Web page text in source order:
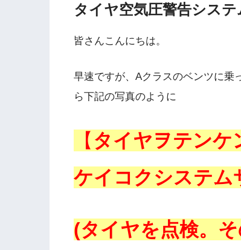
タイヤ空気圧警告システ
皆さんこんにちは。
早速ですが、Aクラスのベンツに乗
ら下記の写真のように
【 タイヤヲテン
ケイコクシステム
(タイヤを点検。